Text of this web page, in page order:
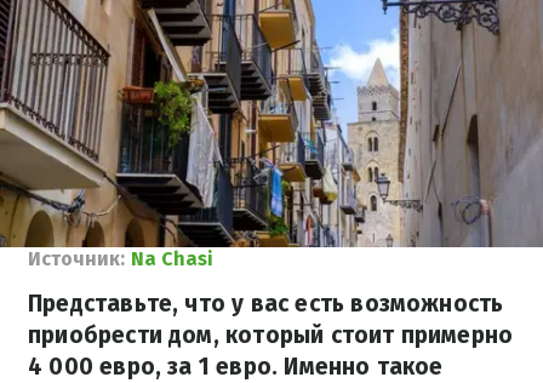
Источник: Na Chasi
Представьте, что у вас есть возможность
приобрести дом, который стоит примерно
4 000 евро, за 1 евро. Именно такое